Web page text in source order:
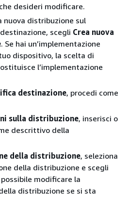
desideri modificare.
nuova distribuzione sul
scegli Crea nuova
. Se hai un’implementazione
dispositivo, la scelta di
l’implementazione
destinazione, procedi come
sulla distribuzione, inserisci o
descrittivo della
della distribuzione, seleziona
della distribuzione e scegli
possibile modificare la
distribuzione se si sta